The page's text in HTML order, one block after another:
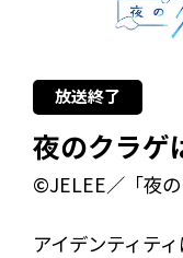
放送終了
夜のクラゲ
©JELEE／「夜
アイデンティテ